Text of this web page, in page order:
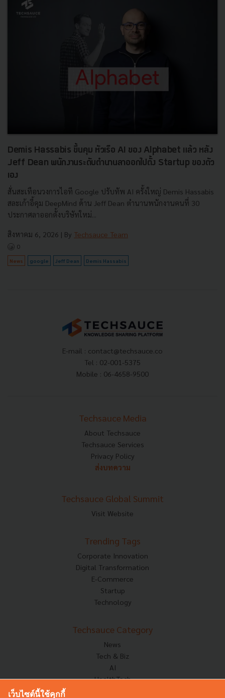
Demis Hassabis ขึ้นคุม หัวเรือ AI ของ Alphabet แล้ว หลัง
Jeff Dean พนักงานระดับตำนานลาออกไปตั้ง Startup ของตัว
เอง
สั่นสะเทือนวงการไอที Google ปรับทัพ AI ครั้งใหญ่ Demis Hassabis
สละเก้าอี้คุม DeepMind ด้าน Jeff Dean ตำนานพนักงานคนที่ 30
ประกาศลาออกตั้งบริษัทใหม่...
สิงหาคม 6, 2026 | By Techsauce Team
0
News google Jeff Dean Demis Hassabis
E-mail : contact@techsauce.co
Tel : 02-001-5375
Mobile : 06-4658-9500
Techsauce Media
About Techsauce
Techsauce Services
Privacy Policy
ส่งบทความ
Techsauce Global Summit
Visit Website
Trending Tags
Corporate Innovation
Digital Transformation
E-Commerce
Startup
Technology
Techsauce Category
News
Tech & Biz
AI
HealthTech
เว็บไซต์นี้ใช้คุกกี้